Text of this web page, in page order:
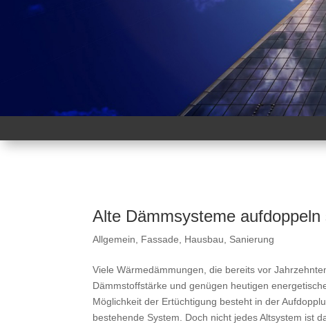
Alte Dämmsysteme
Allgemein, Fassade, Hausbau, Sanierung
Viele Wärmedämmungen, die bereits vor
Dämmstoffstärke und genügen heutigen
Möglichkeit der Ertüchtigung besteht in der
bestehende System. Doch nicht jedes Altsystem ist